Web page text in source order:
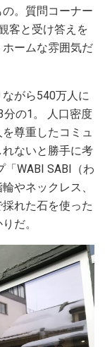
。質問コーナー
客と受け答えを
ームな雰囲気だ
がら540万人に
分の1。 人口密度
尊重したコミュ
ないと勝手に考
WABI SABI（わ
やネックレス、
れた石を使った
だ。